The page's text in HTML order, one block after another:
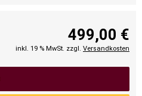
499,00 €
inkl. 19 % MwSt. zzgl. Versandkosten